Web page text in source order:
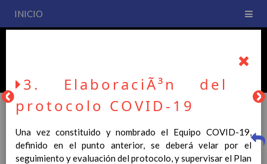
INICIO
CEIP San Fernando
PLAN DE CENTRO
3. ElaboraciÃ³n del
protocolo COVID-19
Una vez constituido y nombrado el Equipo COVID-19,
definido en el punto anterior, se deberá velar por el
seguimiento y evaluación del protocolo, y supervisar el Plan